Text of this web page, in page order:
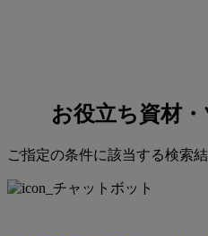
お役立ち資材
ご指定の条件に該当する検索